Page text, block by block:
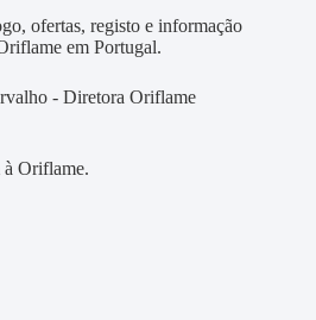
ofertas, registo e informação
em Portugal.
- Diretora Oriflame
à Oriflame.